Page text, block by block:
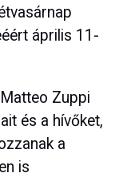
április 11-
Zuppi
és a hívőket,
a
is